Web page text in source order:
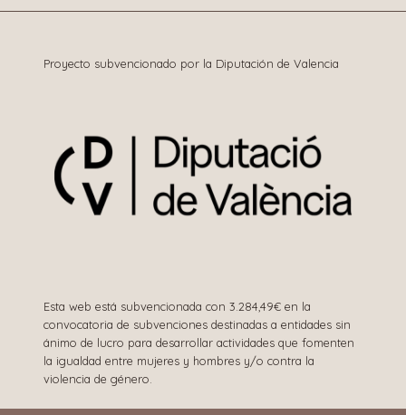
entradas
Proyecto subvencionado por la Diputación de Valencia
Esta web está subvencionada con 3.284,49€ en la
convocatoria de subvenciones destinadas a entidades sin
ánimo de lucro para desarrollar actividades que fomenten
la igualdad entre mujeres y hombres y/o contra la
violencia de género.